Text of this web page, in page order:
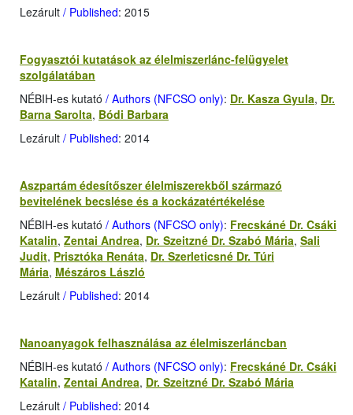
Lezárult / Published: 2015
Fogyasztói kutatások az élelmiszerlánc-felügyelet
szolgálatában
NÉBIH-es kutató / Authors (NFCSO only): Dr. Kasza Gyula, Dr.
Barna Sarolta, Bódi Barbara
Lezárult / Published: 2014
Aszpartám édesítőszer élelmiszerekből származó
bevitelének becslése és a kockázatértékelése
NÉBIH-es kutató / Authors (NFCSO only): Frecskáné Dr. Csáki
Katalin, Zentai Andrea, Dr. Szeitzné Dr. Szabó Mária, Sali
Judit, Prisztóka Renáta, Dr. Szerleticsné Dr. Túri
Mária, Mészáros László
Lezárult / Published: 2014
Nanoanyagok felhasználása az élelmiszerláncban
NÉBIH-es kutató / Authors (NFCSO only): Frecskáné Dr. Csáki
Katalin, Zentai Andrea, Dr. Szeitzné Dr. Szabó Mária
Lezárult / Published: 2014